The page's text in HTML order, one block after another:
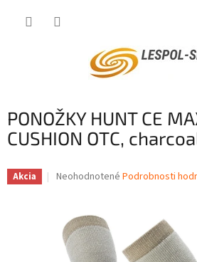
PONOŽKY HUNT CE
CUSHION OTC,
Akcia
Priemerné
0,0
Neohodnotené Podrobnosti